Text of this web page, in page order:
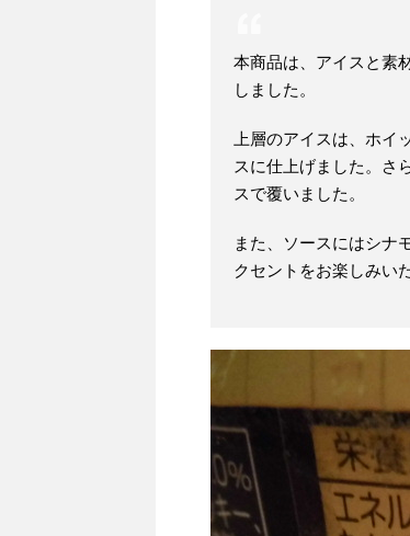
本商品は、アイスと素
しました。
上層のアイスは、ホイ
スに仕上げました。さ
スで覆いました。
また、ソースにはシナ
クセントをお楽しみい